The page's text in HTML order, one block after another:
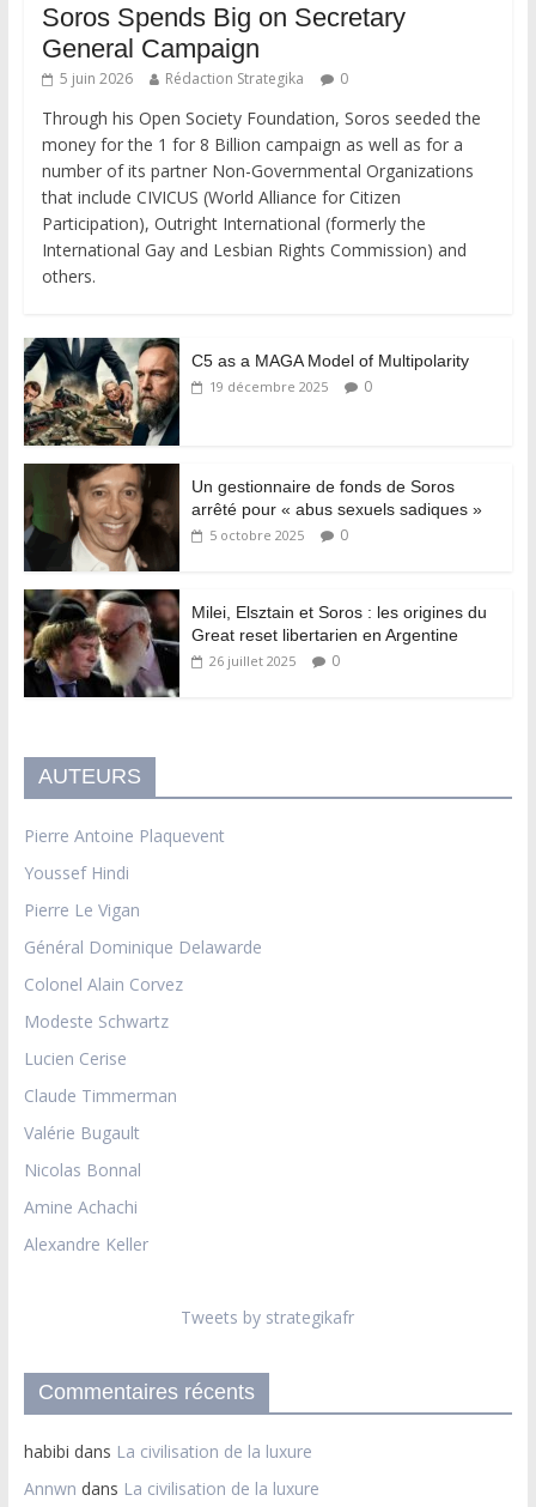
Soros Spends Big on Secretary
General Campaign
5 juin 2026 Rédaction Strategika 0
Through his Open Society Foundation, Soros seeded the
money for the 1 for 8 Billion campaign as well as for a
number of its partner Non-Governmental Organizations
that include CIVICUS (World Alliance for Citizen
Participation), Outright International (formerly the
International Gay and Lesbian Rights Commission) and
others.
C5 as a MAGA Model of Multipolarity
19 décembre 2025 0
Un gestionnaire de fonds de Soros
arrêté pour « abus sexuels sadiques »
5 octobre 2025 0
Milei, Elsztain et Soros : les origines du
Great reset libertarien en Argentine
26 juillet 2025 0
AUTEURS
Pierre Antoine Plaquevent
Youssef Hindi
Pierre Le Vigan
Général Dominique Delawarde
Colonel Alain Corvez
Modeste Schwartz
Lucien Cerise
Claude Timmerman
Valérie Bugault
Nicolas Bonnal
Amine Achachi
Alexandre Keller
Tweets by strategikafr
Commentaires récents
habibi dans La civilisation de la luxure
Annwn dans La civilisation de la luxure